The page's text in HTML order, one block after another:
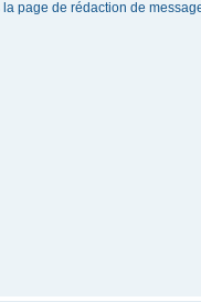
page de rédaction de